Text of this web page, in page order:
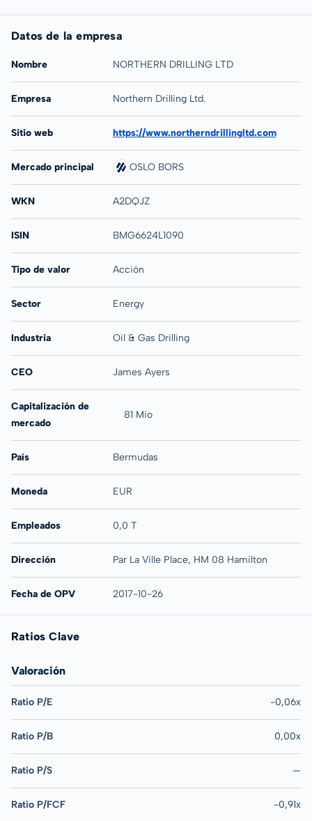
Datos de la empresa
Nombre NORTHERN DRILLING LTD
Empresa Northern Drilling Ltd.
Sitio web https://www.northerndrillingltd.com
Mercado principal OSLO BORS
WKN A2DQJZ
ISIN BMG6624L1090
Tipo de valor Acción
Sector Energy
Industria Oil & Gas Drilling
CEO James Ayers
Capitalización de
mercado
81 Mio
País Bermudas
Moneda EUR
Empleados 0,0 T
Dirección Par La Ville Place, HM 08 Hamilton
Fecha de OPV 2017-10-26
Ratios Clave
Valoración
Ratio P/E -0,06x
Ratio P/B 0,00x
Ratio P/S —
Ratio P/FCF -0,91x